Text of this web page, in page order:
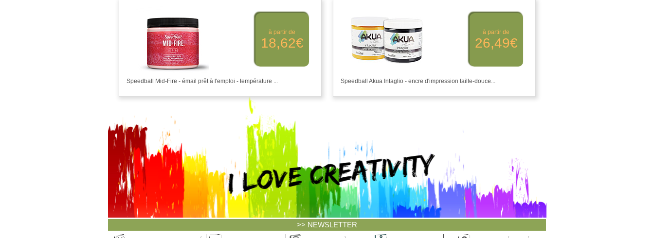
Speedball Mid-Fire - émail prêt à l'emploi - température ...
à partir de
18,62€
Speedball Akua Intaglio - encre d'impression taille-douce...
à partir de
26,49€
>> NEWSLETTER